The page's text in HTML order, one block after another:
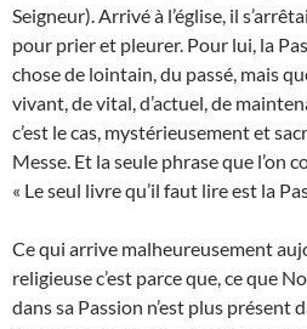
Seigneur). Arrivé à l’église, il
pour prier et pleurer. Pour lui, la
chose de lointain, du passé, mais
vivant, de vital, d’actuel, de
c’est le cas, mystérieusement et
Messe. Et la seule phrase que l’on
« Le seul livre qu’il faut lire est la
Ce qui arrive malheureusement
religieuse c’est parce que, ce que
dans sa Passion n’est plus présent